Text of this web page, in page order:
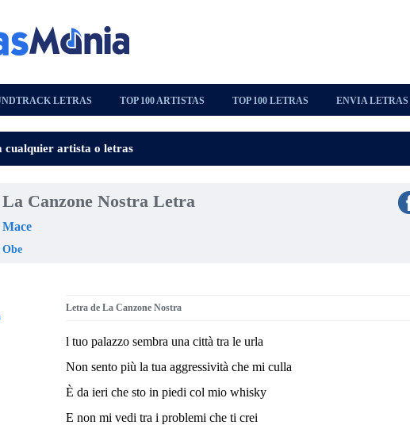
LETRAS TOP 100 ARTISTAS TOP 100 LETRAS ENVIA LETRAS
La Canzone Nostra Letra
Mace
Obe
Letra de La Canzone Nostra
l tuo palazzo sembra una città tra le urla
Non sento più la tua aggressività che mi culla
È da ieri che sto in piedi col mio whisky
E non mi vedi tra i problemi che ti crei